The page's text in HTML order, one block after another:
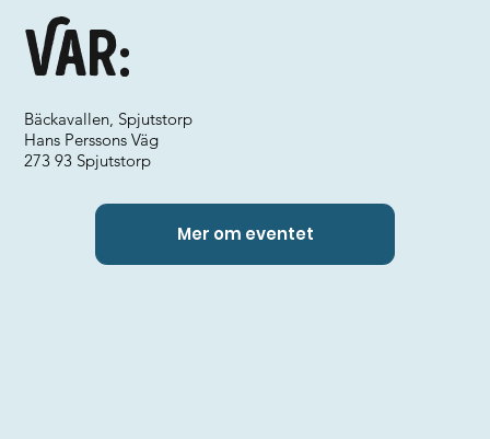
Var:
Bäckavallen, Spjutstorp
Hans Perssons Väg
273 93 Spjutstorp
Mer om eventet